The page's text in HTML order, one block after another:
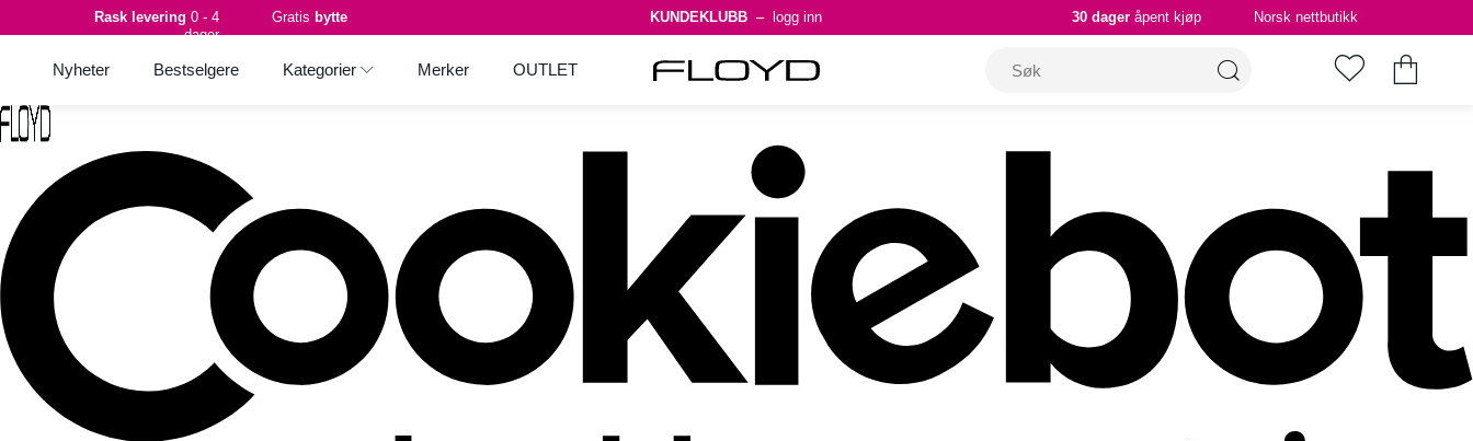
Rask levering 0 - 4
dager
Gratis bytte KUNDEKLUBB – logg inn 30 dager åpent kjøp Norsk nettbutikk
Nyheter Bestselgere Kategorier Merker OUTLET